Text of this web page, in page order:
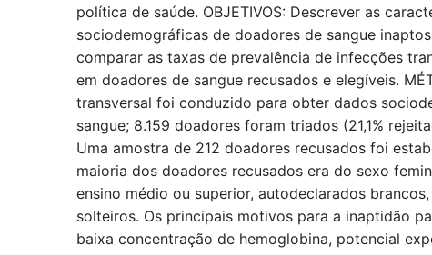
política de saúde. OBJETIVOS: Descrever as
sociodemográficas de doadores de sangue
comparar as taxas de prevalência de infecções
em doadores de sangue recusados ​​e elegíveis.
transversal foi conduzido para obter dados
sangue; 8.159 doadores foram triados (21,1%
Uma amostra de 212 doadores recusados ​​foi
maioria dos doadores recusados ​​era do sexo
ensino médio ou superior, autodeclarados
solteiros. Os principais motivos para a inaptidão
baixa concentração de hemoglobina, potencial